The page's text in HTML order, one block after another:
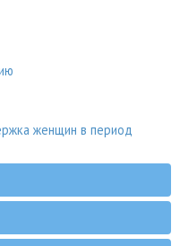
женщин в период